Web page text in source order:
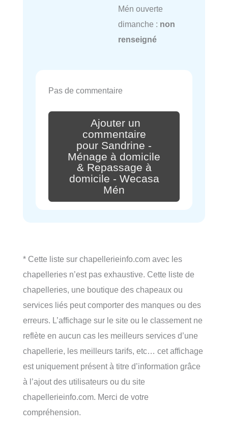
Mén ouverte
dimanche : non
renseigné
Pas de commentaire
Ajouter un
commentaire
pour Sandrine -
Ménage à domicile
& Repassage à
domicile - Wecasa
Mén
* Cette liste sur chapellerieinfo.com avec les
chapelleries n’est pas exhaustive. Cette liste de
chapelleries, une boutique des chapeaux ou
services liés peut comporter des manques ou des
erreurs. L’affichage sur le site ou le classement ne
reflète en aucun cas les meilleurs services d’une
chapellerie, les meilleurs tarifs, etc… cet affichage
est uniquement présent à titre d’information grâce
à l’ajout des utilisateurs ou du site
chapellerieinfo.com. Merci de votre
compréhension.